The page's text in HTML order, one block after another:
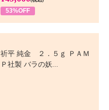
53%OFF
祈平 純金 ２．５ｇ ＰＡＭ
Ｐ社製 バラの妖...